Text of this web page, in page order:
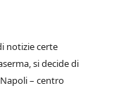
notizie certe
si decide di
– centro